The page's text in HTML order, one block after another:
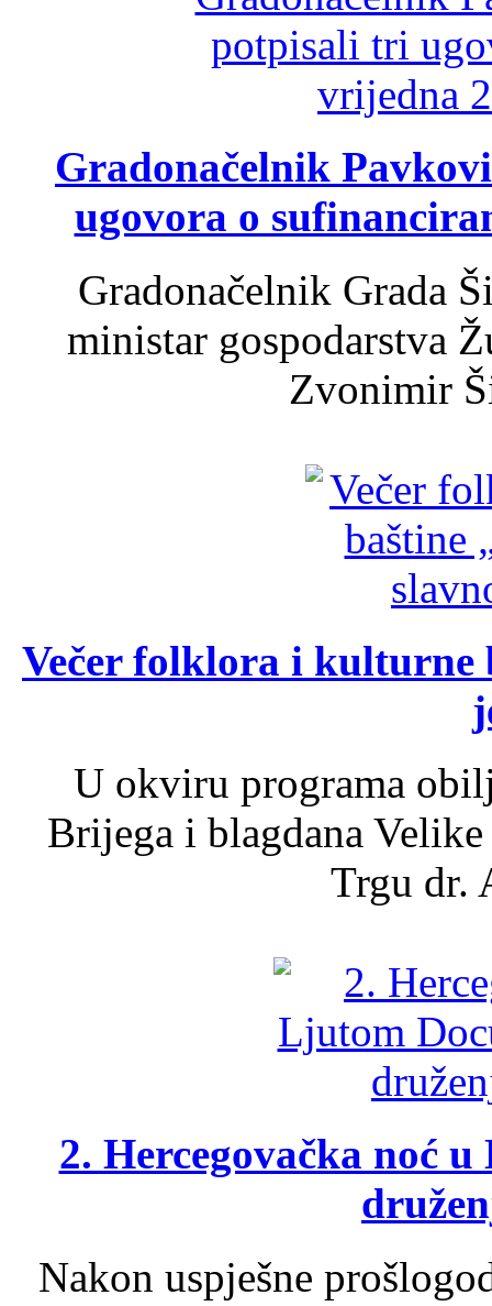
Gradonačelnik
ugovora o
Gradonačelnik Grada
ministar gospodarstva
Zvonimir
Večer folklora i kulturne
U okviru programa
Brijega i blagdana
Trgu dr.
2. Hercegovačka noć
Nakon uspješne